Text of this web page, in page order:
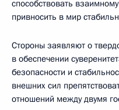
способствовать
привносить в мир
Стороны заявляют о
в обеспечении
безопасности и
внешних сил
отношений между двумя